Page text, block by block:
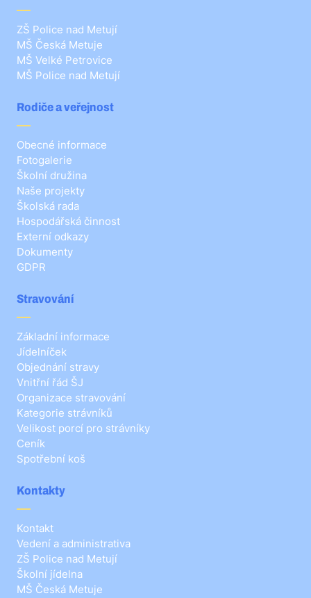
ZŠ Police nad Metují
MŠ Česká Metuje
MŠ Velké Petrovice
MŠ Police nad Metují
Rodiče a veřejnost
Obecné informace
Fotogalerie
Školní družina
Naše projekty
Školská rada
Hospodářská činnost
Externí odkazy
Dokumenty
GDPR
Stravování
Základní informace
Jídelníček
Objednání stravy
Vnitřní řád ŠJ
Organizace stravování
Kategorie strávníků
Velikost porcí pro strávníky
Ceník
Spotřební koš
Kontakty
Kontakt
Vedení a administrativa
ZŠ Police nad Metují
Školní jídelna
MŠ Česká Metuje